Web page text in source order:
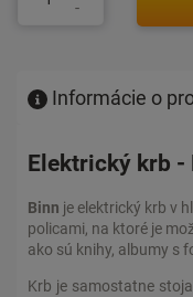
Informácie o
Elektrický krb -
Binn je elektrický krb v
policami, na ktoré je
ako sú knihy, albumy s
Krb je samostatne